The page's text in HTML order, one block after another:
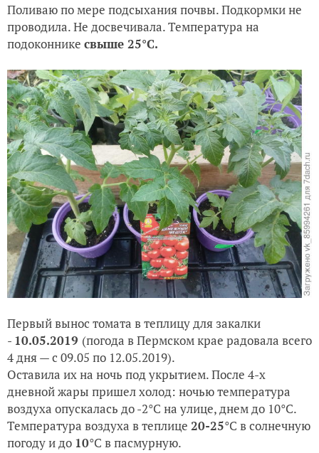
Поливаю по мере подсыхания почвы. Подкормки не
проводила. Не досвечивала. Температура на
подоконнике свыше 25°C.
Первый вынос томата в теплицу для закалки
- 10.05.2019 (погода в Пермском крае радовала всего
4 дня — с 09.05 по 12.05.2019).
Оставила их на ночь под укрытием. После 4-х
дневной жары пришел холод: ночью температура
воздуха опускалась до -2°C на улице, днем до 10°C.
Температура воздуха в теплице 20-25°C в солнечную
погоду и до 10°C в пасмурную.